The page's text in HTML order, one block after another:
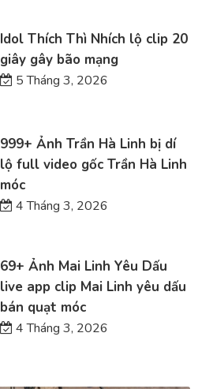
Idol Thích Thì Nhích lộ clip 20
giây gây bão mạng
5 Tháng 3, 2026
999+ Ảnh Trần Hà Linh bị dí
lộ full video gốc Trần Hà Linh
móc
4 Tháng 3, 2026
69+ Ảnh Mai Linh Yêu Dấu
live app clip Mai Linh yêu dấu
bán quạt móc
4 Tháng 3, 2026